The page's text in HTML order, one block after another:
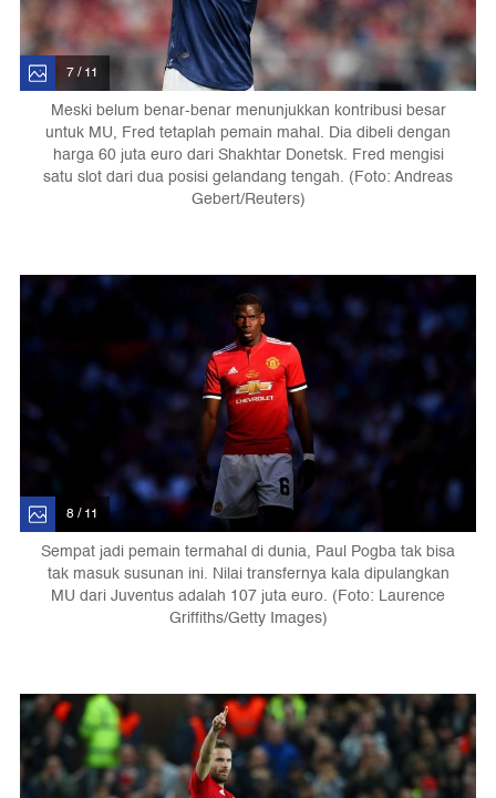
7 / 11
Meski belum benar-benar menunjukkan kontribusi besar
untuk MU, Fred tetaplah pemain mahal. Dia dibeli dengan
harga 60 juta euro dari Shakhtar Donetsk. Fred mengisi
satu slot dari dua posisi gelandang tengah. (Foto: Andreas
Gebert/Reuters)
8 / 11
Sempat jadi pemain termahal di dunia, Paul Pogba tak bisa
tak masuk susunan ini. Nilai transfernya kala dipulangkan
MU dari Juventus adalah 107 juta euro. (Foto: Laurence
Griffiths/Getty Images)